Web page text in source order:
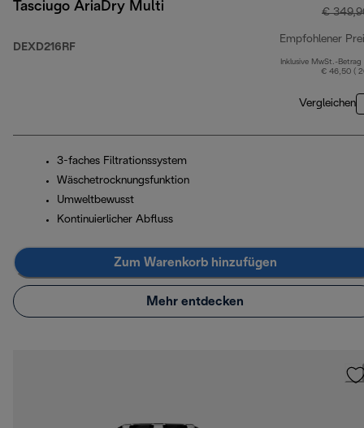
Tasciugo AriaDry Multi
DEXD216RF
€
Empfohlener
Inklusive MwSt.-Betrag
€ 46,50 (
Vergleichen
3-faches Filtrationssystem
Wäschetrocknungsfunktion
Umweltbewusst
Kontinuierlicher Abfluss
Zum Warenkorb hinzufügen
Mehr entdecken